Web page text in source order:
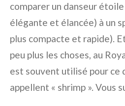
comparer un danseur étoile
élégante et élancée) à un
plus compacte et rapide).
peu plus les choses, au
est souvent utilisé pour ce
appellent « shrimp ». Vous